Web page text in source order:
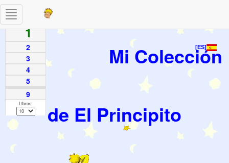
[ES]
Mi Colección
de El Principito
Toggle
navigation
Paginas
1
2
3
4
5
9
Libros: